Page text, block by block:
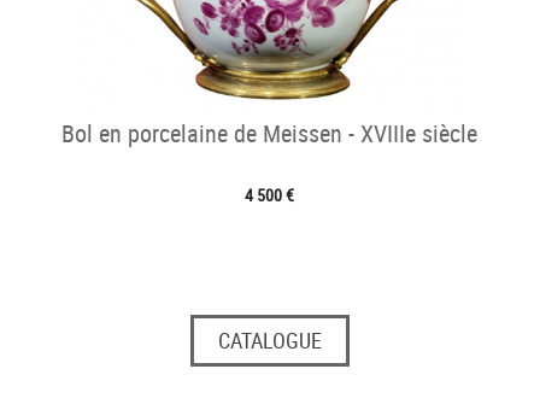
Bol en porcelaine de Meissen - XVIIIe siècle
4 500 €
CATALOGUE